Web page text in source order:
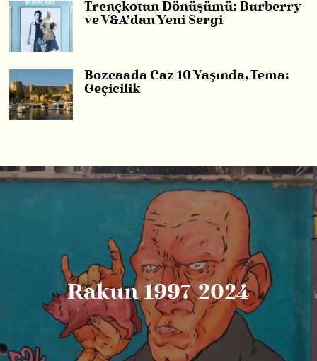
Trençkotun Dönüşümü: Burberry
ve V&A’dan Yeni Sergi
Bozcaada Caz 10 Yaşında, Tema:
Geçicilik
Rakun 1997-2024